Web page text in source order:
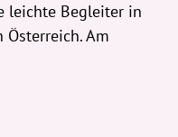
leichte Begleiter in
Am